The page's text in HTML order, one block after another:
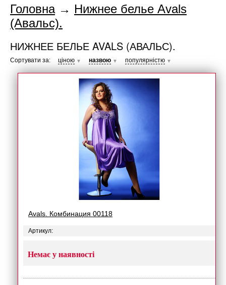
Головна→ Нижнее белье Avals
(Авальс).
НИЖНЕЕ БЕЛЬЕ AVALS (АВАЛЬС).
Сортувати за: ціною ▼ назвою ▼ популярністю ▼
Avals. Комбинация 00118
Артикул:
Немає у наявності